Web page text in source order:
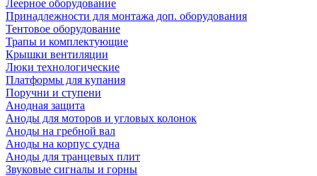
Леерное оборудование
Принадлежности для монтажа доп. оборудования
Тентовое оборудование
Трапы и комплектующие
Крышки вентиляции
Люки технологические
Платформы для купания
Поручни и ступени
Анодная защита
Аноды для моторов и угловых колонок
Аноды на гребной вал
Аноды на корпус судна
Аноды для транцевых плит
Звуковые сигналы и горны